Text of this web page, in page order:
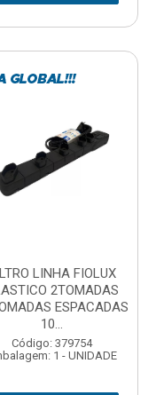
LINHA FIOLUX
2TOMADAS
ESPACADAS
10...
Código: 379754
1 - UNIDADE